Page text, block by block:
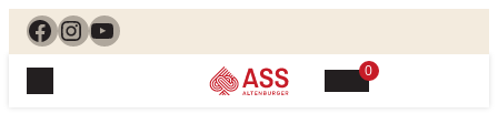
Facebook
Instagram
YouTube
0